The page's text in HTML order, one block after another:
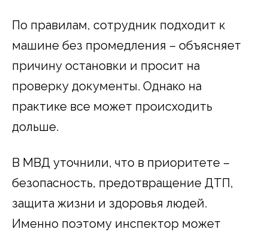
По правилам, сотрудник подходит к
машине без промедления – объясняет
причину остановки и просит на
проверку документы. Однако на
практике все может происходить
дольше.
В МВД уточнили, что в приоритете –
безопасность, предотвращение ДТП,
защита жизни и здоровья людей.
Именно поэтому инспектор может